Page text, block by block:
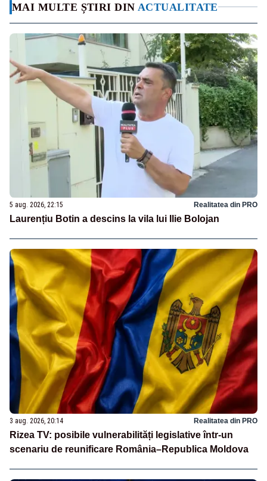
MAI MULTE ȘTIRI DIN ACTUALITATE
5 aug. 2026, 22:15 Realitatea din PRO
Laurențiu Botin a descins la vila lui Ilie Bolojan
3 aug. 2026, 20:14 Realitatea din PRO
Rizea TV: posibile vulnerabilități legislative într-un
scenariu de reunificare România–Republica Moldova